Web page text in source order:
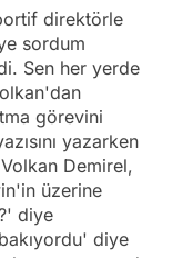
direktörle
sordum
Sen her yerde
görevini
yazarken
Demirel,
üzerine
diye
diye